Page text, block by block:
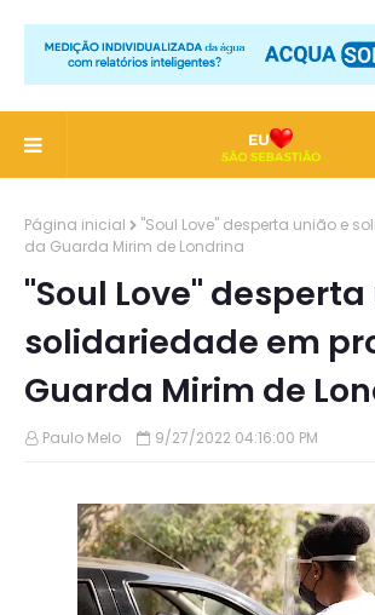
Página inicial
"Soul Love" desperta união e
da Guarda Mirim de Londrina
"Soul Love"
solidariedade em
Guarda Mirim de
Paulo Melo 9/27/2022 04:16:00 PM